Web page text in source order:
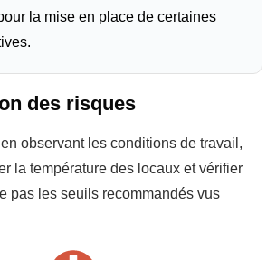
la mise en place de certaines
des risques
observant les conditions de travail,
la température des locaux et vérifier
pas les seuils recommandés vus